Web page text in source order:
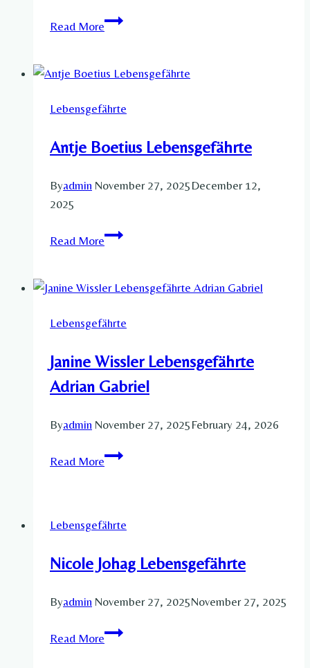
Read MoreMichaela
Lebensgefährte
Antje Boetius Lebensgefährte​
Byadmin November 27, 2025 December 12,
2025
Read MoreAntje
Lebensgefährte
Janine Wissler Lebensgefährte
Adrian Gabriel​
Byadmin November 27, 2025 February 24, 2026
Read MoreJanine
Gabriel​
Lebensgefährte
Nicole Johag Lebensgefährte​
Byadmin November 27, 2025November 27, 2025
Read MoreNicole